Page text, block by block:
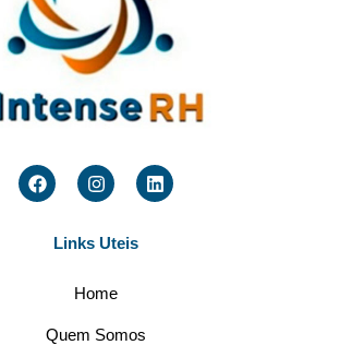
Links Uteis
Home
Quem Somos